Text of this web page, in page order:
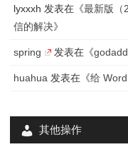
lyxxxh 发表在《最新版（
信的解决》
spring 发表在《
huahua 发表在《给
其他操作